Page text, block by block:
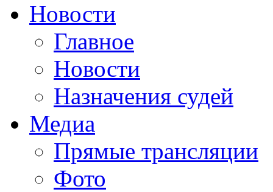
Новости
Главное
Новости
Назначения судей
Медиа
Прямые трансляции
Фото